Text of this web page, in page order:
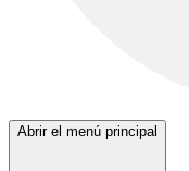
Abrir el menú principal